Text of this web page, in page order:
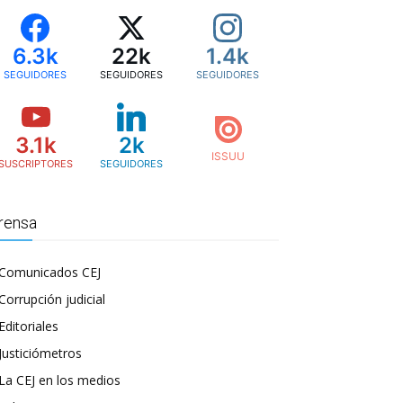
6.3k
SEGUIDORES
22k
SEGUIDORES
1.4k
SEGUIDORES
3.1k 2k
SEGUIDORES
CEJ
judicial
Editoriales
Justiciómetros
La CEJ en los medios